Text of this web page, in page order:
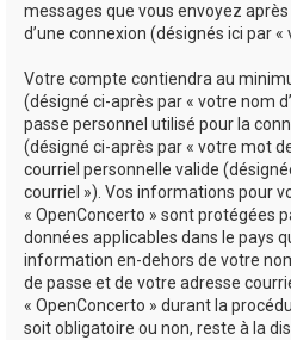
messages que vous envoyez
d’une connexion (désignés ici par «
Votre compte contiendra au
(désigné ci-après par « votre nom
passe personnel utilisé pour la
(désigné ci-après par « votre mot
courriel personnelle valide
courriel »). Vos informations pour
« OpenConcerto » sont protégées
données applicables dans le pays
information en-dehors de votre
de passe et de votre adresse
« OpenConcerto » durant la
soit obligatoire ou non, reste à la